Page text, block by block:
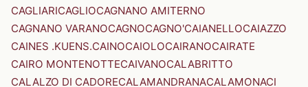
CAGLIARICAGLIOCAGNANO AMITERNO
CAGNANO VARANOCAGNOCAGNO'CAIANELLOCAIAZZO
CAINES .KUENS.CAINOCAIOLOCAIRANOCAIRATE
CAIRO MONTENOTTECAIVANOCALABRITTO
CALALZO DI CADORECALAMANDRANACALAMONACI